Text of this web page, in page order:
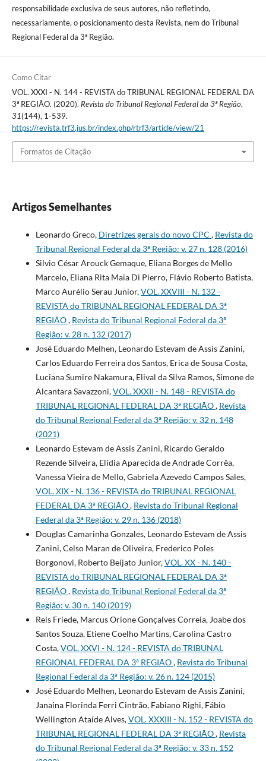
responsabilidade exclusiva de seus autores, não refletindo,
necessariamente, o posicionamento desta Revista, nem do Tribunal
Regional Federal da 3ª Região.
Como Citar
VOL. XXXI - N. 144 - REVISTA do TRIBUNAL REGIONAL FEDERAL DA
3ª REGIÃO. (2020). Revista do Tribunal Regional Federal da 3ª Região,
31(144), 1-539.
https://revista.trf3.jus.br/index.php/rtrf3/article/view/21
Formatos de Citação
Artigos Semelhantes
Leonardo Greco, Diretrizes gerais do novo CPC , Revista do
Tribunal Regional Federal da 3ª Região: v. 27 n. 128 (2016)
Silvio César Arouck Gemaque, Eliana Borges de Mello
Marcelo, Eliana Rita Maia Di Pierro, Flávio Roberto Batista,
Marco Aurélio Serau Junior,VOL. XXVIII - N. 132 -
REVISTA do TRIBUNAL REGIONAL FEDERAL DA 3ª
REGIÃO, Revista do Tribunal Regional Federal da 3ª
Região: v. 28 n. 132 (2017)
José Eduardo Melhen, Leonardo Estevam de Assis Zanini,
Carlos Eduardo Ferreira dos Santos, Erica de Sousa Costa,
Luciana Sumire Nakamura, Elival da Silva Ramos, Simone de
Alcantara Savazzoni,VOL. XXXII - N. 148 - REVISTA do
TRIBUNAL REGIONAL FEDERAL DA 3ª REGIÃO, Revista
do Tribunal Regional Federal da 3ª Região: v. 32 n. 148
(2021)
Leonardo Estevam de Assis Zanini, Ricardo Geraldo
Rezende Silveira, Elídia Aparecida de Andrade Corrêa,
Vanessa Vieira de Mello, Gabriela Azevedo Campos Sales,
VOL. XIX - N. 136 - REVISTA do TRIBUNAL REGIONAL
FEDERAL DA 3ª REGIÃO, Revista do Tribunal Regional
Federal da 3ª Região: v. 29 n. 136 (2018)
Douglas Camarinha Gonzales, Leonardo Estevam de Assis
Zanini, Celso Maran de Oliveira, Frederico Poles
Borgonovi, Roberto Beijato Junior,VOL. XX - N. 140 -
REVISTA do TRIBUNAL REGIONAL FEDERAL DA 3ª
REGIÃO, Revista do Tribunal Regional Federal da 3ª
Região: v. 30 n. 140 (2019)
Reis Friede, Marcus Orione Gonçalves Correia, Joabe dos
Santos Souza, Etiene Coelho Martins, Carolina Castro
Costa,VOL. XXVI - N. 124 - REVISTA do TRIBUNAL
REGIONAL FEDERAL DA 3ª REGIÃO, Revista do Tribunal
Regional Federal da 3ª Região: v. 26 n. 124 (2015)
José Eduardo Melhen, Leonardo Estevam de Assis Zanini,
Janaina Florinda Ferri Cintrão, Fabiano Righi, Fábio
Wellington Ataíde Alves,VOL. XXXIII - N. 152 - REVISTA do
TRIBUNAL REGIONAL FEDERAL DA 3ª REGIÃO, Revista
do Tribunal Regional Federal da 3ª Região: v. 33 n. 152